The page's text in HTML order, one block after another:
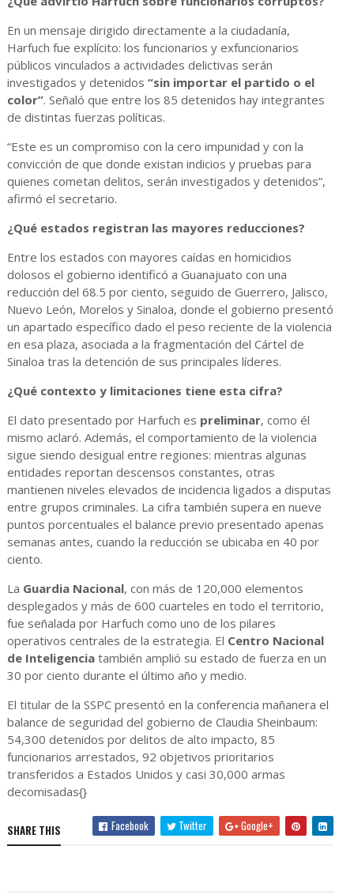
En un mensaje dirigido directamente a la ciudadanía,
Harfuch fue explícito: los funcionarios y exfuncionarios
públicos vinculados a actividades delictivas serán
investigados y detenidos “sin importar el partido o el
color”. Señaló que entre los 85 detenidos hay integrantes
de distintas fuerzas políticas.
“Este es un compromiso con la cero impunidad y con la
convicción de que donde existan indicios y pruebas para
quienes cometan delitos, serán investigados y detenidos”,
afirmó el secretario.
¿Qué estados registran las mayores reducciones?
Entre los estados con mayores caídas en homicidios
dolosos el gobierno identificó a Guanajuato con una
reducción del 68.5 por ciento, seguido de Guerrero, Jalisco,
Nuevo León, Morelos y Sinaloa, donde el gobierno presentó
un apartado específico dado el peso reciente de la violencia
en esa plaza, asociada a la fragmentación del Cártel de
Sinaloa tras la detención de sus principales líderes.
¿Qué contexto y limitaciones tiene esta cifra?
El dato presentado por Harfuch es preliminar, como él
mismo aclaró. Además, el comportamiento de la violencia
sigue siendo desigual entre regiones: mientras algunas
entidades reportan descensos constantes, otras
mantienen niveles elevados de incidencia ligados a disputas
entre grupos criminales. La cifra también supera en nueve
puntos porcentuales el balance previo presentado apenas
semanas antes, cuando la reducción se ubicaba en 40 por
ciento.
La Guardia Nacional, con más de 120,000 elementos
desplegados y más de 600 cuarteles en todo el territorio,
fue señalada por Harfuch como uno de los pilares
operativos centrales de la estrategia. El Centro Nacional
de Inteligenciatambién amplió su estado de fuerza en un
30 por ciento durante el último año y medio.
El titular de la SSPC presentó en la conferencia mañanera el
balance de seguridad del gobierno de Claudia Sheinbaum:
54,300 detenidos por delitos de alto impacto, 85
funcionarios arrestados, 92 objetivos prioritarios
transferidos a Estados Unidos y casi 30,000 armas
decomisadas{}
SHARE THIS Facebook Twitter Google+